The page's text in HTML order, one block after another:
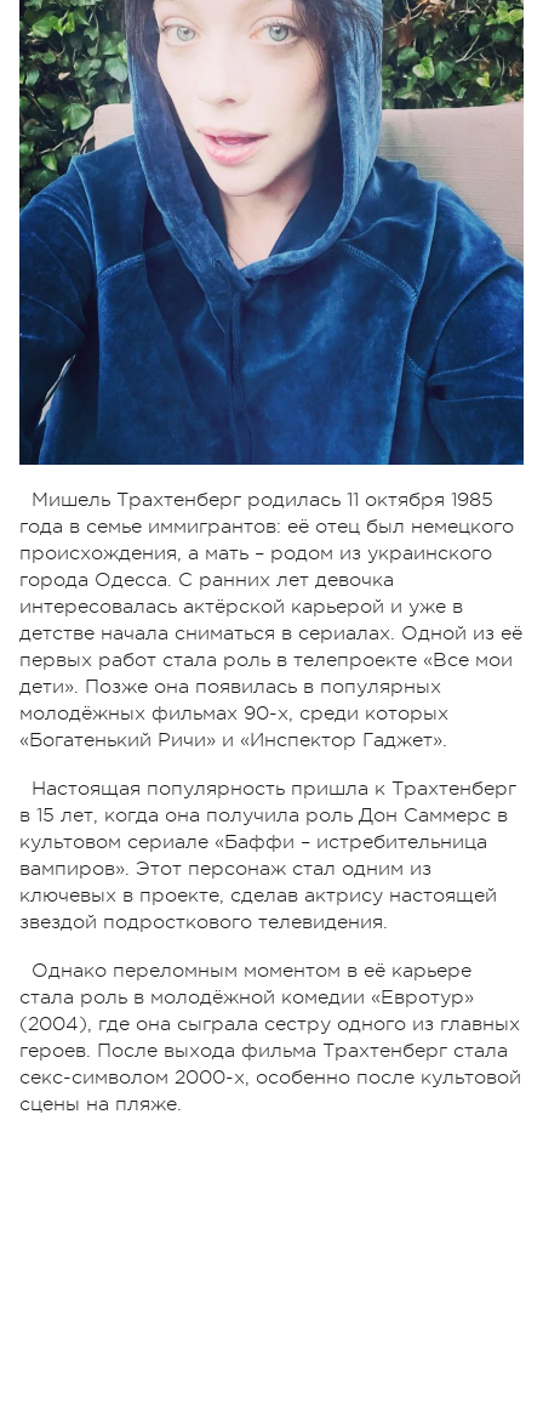
Мишель Трахтенберг родилась 11 октября 1985
года в семье иммигрантов: её отец был немецкого
происхождения, а мать – родом из украинского
города Одесса. С ранних лет девочка
интересовалась актёрской карьерой и уже в
детстве начала сниматься в сериалах. Одной из её
первых работ стала роль в телепроекте «Все мои
дети». Позже она появилась в популярных
молодёжных фильмах 90-х, среди которых
«Богатенький Ричи» и «Инспектор Гаджет».
Настоящая популярность пришла к Трахтенберг
в 15 лет, когда она получила роль Дон Саммерс в
культовом сериале «Баффи – истребительница
вампиров». Этот персонаж стал одним из
ключевых в проекте, сделав актрису настоящей
звездой подросткового телевидения.
Однако переломным моментом в её карьере
стала роль в молодёжной комедии «Евротур»
(2004), где она сыграла сестру одного из главных
героев. После выхода фильма Трахтенберг стала
секс-символом 2000-х, особенно после культовой
сцены на пляже.